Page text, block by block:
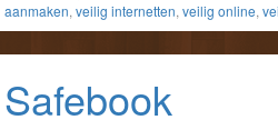
aanmaken, veilig internetten, veilig online,
Safebook